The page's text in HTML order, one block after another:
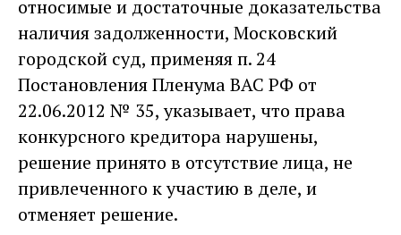
относимые и достаточные доказательства
наличия задолженности, Московский
городской суд, применяя п. 24
Постановления Пленума ВАС РФ от
22.06.2012 № 35, указывает, что права
конкурсного кредитора нарушены,
решение принято в отсутствие лица, не
привлеченного к участию в деле, и
отменяет решение.